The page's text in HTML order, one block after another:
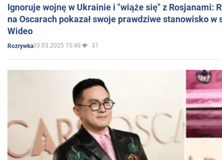
Ignoruje wojnę w Ukrainie i "wiąże się" z Rosjanami:
na Oscarach pokazał swoje prawdziwe stanowisko w
Wideo
Rozrywka03.03.2025 15:46 31